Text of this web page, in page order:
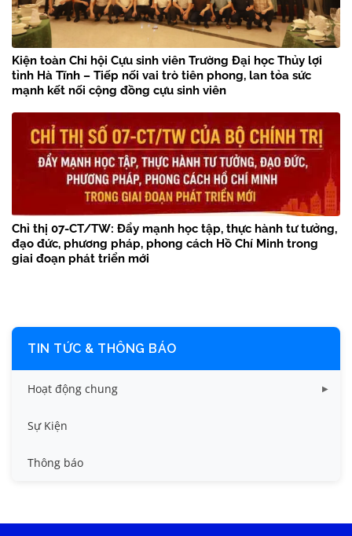
Kiện toàn Chi hội Cựu sinh viên Trường Đại học Thủy lợi
tỉnh Hà Tĩnh – Tiếp nối vai trò tiên phong, lan tỏa sức
mạnh kết nối cộng đồng cựu sinh viên
Chỉ thị 07-CT/TW: Đẩy mạnh học tập, thực hành tư tưởng,
đạo đức, phương pháp, phong cách Hồ Chí Minh trong
giai đoạn phát triển mới
TIN TỨC & THÔNG BÁO
Hoạt động chung
Tin công tác sinh viên
Tin đào tạo
Tin tức chung
Sự Kiện
Thông báo